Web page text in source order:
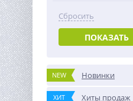
Сбросить
ПОКАЗАТЬ
NEW Новинки
ХИТ Хиты продаж